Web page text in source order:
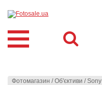
Фотомагазин /Об'єктиви /Sony